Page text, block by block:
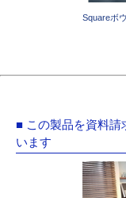
Squareボ
■ この製品を資料請
います